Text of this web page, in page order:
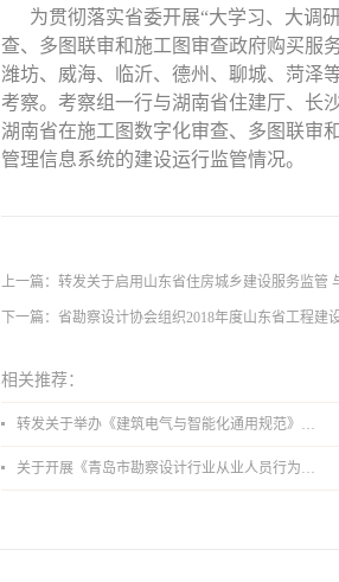
为贯彻落实省委开展“大学习、大调
查、多图联审和施工图审查政府购买服
潍坊、威海、临沂、德州、聊城、菏泽
考察。考察组一行与湖南省住建厅、长
湖南省在施工图数字化审查、多图联审
管理信息系统的建设运行监管情况。
上一篇： 转发关于启用山东省住房城乡建设服务监管
下一篇： 省勘察设计协会组织2018年度山东省工程建
相关推荐：
转发关于举办《建筑电气与智能化通用规范》 GB55024-2022公益宣贯的通知
关于开展《青岛市勘察设计行业从业人员行为导则》、《青岛市住宅工程设计审查品质提升指引（2026版）》宣贯活动的通知